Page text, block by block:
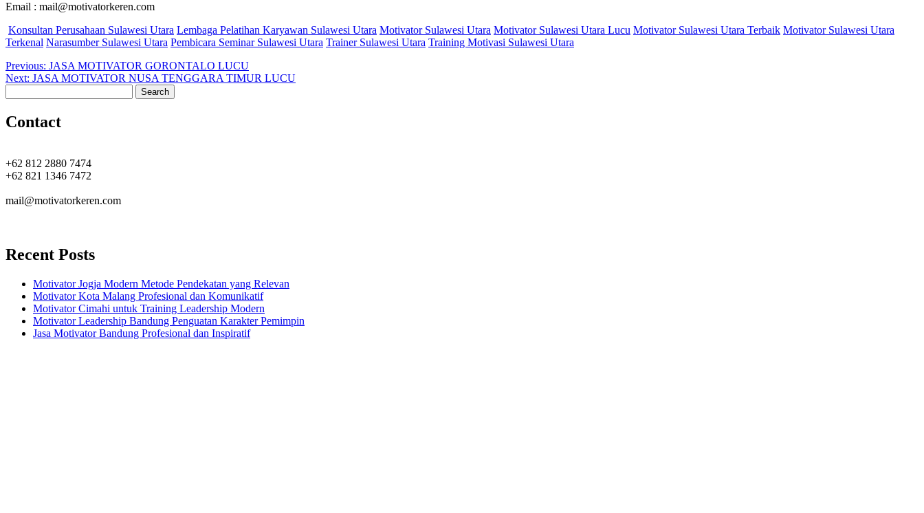
Email : mail@motivatorkeren.com
Konsultan Perusahaan Sulawesi Utara Lembaga Pelatihan Karyawan Sulawesi Utara Motivator Sulawesi Utara Motivator Sulawesi Utara Lucu Motivator Sulawesi Utara Terbaik Motivator Sulawesi Utara
Terkenal Narasumber Sulawesi Utara Pembicara Seminar Sulawesi Utara Trainer Sulawesi Utara Training Motivasi Sulawesi Utara
Post
navigation
Previous: Previous
post:
JASA MOTIVATOR GORONTALO LUCU
Next: Next
JASA MOTIVATOR NUSA TENGGARA TIMUR LUCU
for:
Contact
+62 812 2880 7474
+62 821 1346 7472
mail@motivatorkeren.com
Recent Posts
Motivator Jogja Modern Metode Pendekatan yang Relevan
Motivator Kota Malang Profesional dan Komunikatif
Motivator Cimahi untuk Training Leadership Modern
Motivator Leadership Bandung Penguatan Karakter Pemimpin
Jasa Motivator Bandung Profesional dan Inspiratif